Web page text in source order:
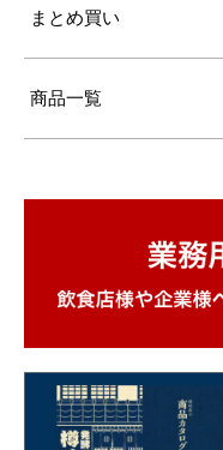
まとめ買い
商品一覧